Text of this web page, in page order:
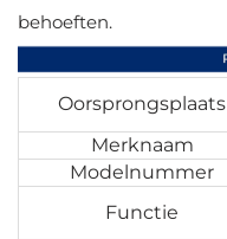
behoeften.
Oorsprongsplaats
Merknaam
Modelnummer
Functie